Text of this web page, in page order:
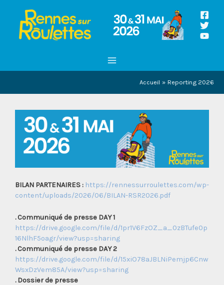
contenu
MAIN
MENUAccueil Reporting 2026
BILAN PARTENAIRES : https://rennessurroulettes.com/wp-
content/uploads/2026/06/BILAN-RSR2026.pdf
. Communiqué de presse DAY 1
https://drive.google.com/file/d/1pr1V6FzOZ_a_0zBTufe0p
16NlhF5oagr/view?usp=sharing
. Communiqué de presse DAY 2
https://drive.google.com/file/d/15xiO78aJBLNiPemjp6Cnw
WsxDzVem85A/view?usp=sharing
. Dossier de presse